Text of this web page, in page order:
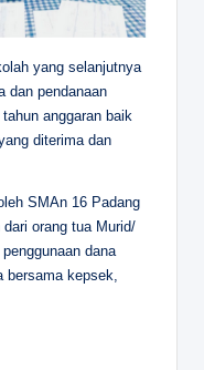
yang selanjutnya
dan pendanaan
anggaran baik
diterima dan
SMAn 16 Padang
orang tua Murid/
dana
kepsek,